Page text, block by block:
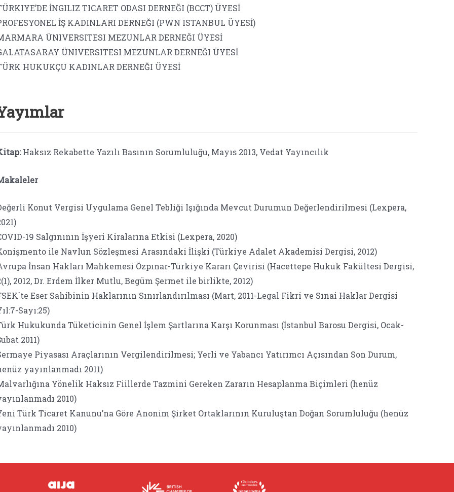
İNGILIZ TICARET ODASI DERNEĞI (BCCT) ÜYESİ
İŞ KADINLARI DERNEĞI (PWN ISTANBUL ÜYESİ)
ÜNIVERSITESI MEZUNLAR DERNEĞI ÜYESİ
ÜNIVERSITESI MEZUNLAR DERNEĞI ÜYESİ
HUKUKÇU KADINLAR DERNEĞI ÜYESİ
Haksız Rekabette Yazılı Basının Sorumluluğu, Mayıs 2013, Vedat Yayıncılık
Konut Vergisi Uygulama Genel Tebliği Işığında Mevcut Durumun Değerlendirilmesi (Lexpera,
19 Salgınının İşyeri Kiralarına Etkisi (Lexpera, 2020)
ile Navlun Sözleşmesi Arasındaki İlişki (Türkiye Adalet Akademisi Dergisi, 2012)
İnsan Hakları Mahkemesi Özpınar-Türkiye Kararı Çevirisi (Hacettepe Hukuk Fakültesi Dergisi,
2012, Dr. Erdem İlker Mutlu, Begüm Şermet ile birlikte, 2012)
Eser Sahibinin Haklarının Sınırlandırılması (Mart, 2011-Legal Fikri ve Sınai Haklar Dergisi
Sayı:25)
Hukukunda Tüketicinin Genel İşlem Şartlarına Karşı Korunması (İstanbul Barosu Dergisi, Ocak-
2011)
Piyasası Araçlarının Vergilendirilmesi; Yerli ve Yabancı Yatırımcı Açısından Son Durum,
yayınlanmadı 2011)
Yönelik Haksız Fiillerde Tazmini Gereken Zararın Hesaplanma Biçimleri (henüz
2010)
Türk Ticaret Kanunu’na Göre Anonim Şirket Ortaklarının Kuruluştan Doğan Sorumluluğu (henüz
2010)